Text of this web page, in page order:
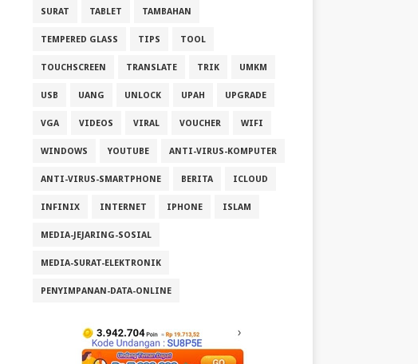
SURAT TABLET TAMBAHAN
TEMPERED GLASS TIPS TOOL
TOUCHSCREEN TRANSLATE TRIK UMKM
USB UANG UNLOCK UPAH UPGRADE
VGA VIDEOS VIRAL VOUCHER WIFI
WINDOWS YOUTUBE ANTI-VIRUS-KOMPUTER
ANTI-VIRUS-SMARTPHONE BERITA ICLOUD
INFINIX INTERNET IPHONE ISLAM
MEDIA-JEJARING-SOSIAL
MEDIA-SURAT-ELEKTRONIK
PENYIMPANAN-DATA-ONLINE